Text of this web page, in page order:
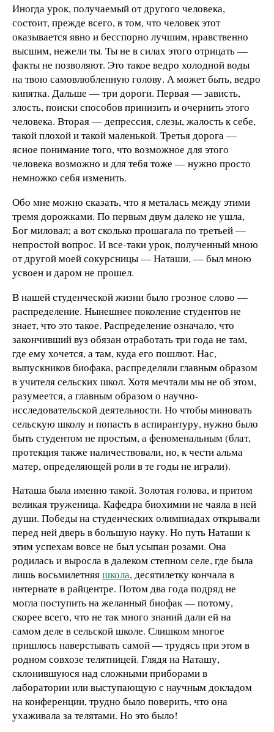
Иногда урок, получаемый от другого человека,
состоит, прежде всего, в том, что человек этот
оказывается явно и бесспорно лучшим, нравственно
высшим, нежели ты. Ты не в силах этого отрицать —
факты не позволяют. Это такое ведро холодной воды
на твою самовлюбленную голову. А может быть, ведро
кипятка. Дальше — три дороги. Первая — зависть,
злость, поиски способов принизить и очернить этого
человека. Вторая — депрессия, слезы, жалость к себе,
такой плохой и такой маленькой. Третья дорога —
ясное понимание того, что возможное для этого
человека возможно и для тебя тоже — нужно просто
немножко себя изменить.
Обо мне можно сказать, что я металась между этими
тремя дорожками. По первым двум далеко не ушла,
Бог миловал; а вот сколько прошагала по третьей —
непростой вопрос. И все-таки урок, полученный мною
от другой моей сокурсницы — Наташи, — был мною
усвоен и даром не прошел.
В нашей студенческой жизни было грозное слово —
распределение. Нынешнее поколение студентов не
знает, что это такое. Распределение означало, что
закончивший вуз обязан отработать три года не там,
где ему хочется, а там, куда его пошлют. Нас,
выпускников биофака, распределяли главным образом
в учителя сельских школ. Хотя мечтали мы не об этом,
разумеется, а главным образом о научно-
исследовательской деятельности. Но чтобы миновать
сельскую школу и попасть в аспирантуру, нужно было
быть студентом не простым, а феноменальным (блат,
протекция также наличествовали, но, к чести альма
матер, определяющей роли в те годы не играли).
Наташа была именно такой. Золотая голова, и притом
великая труженица. Кафедра биохимии не чаяла в ней
души. Победы на студенческих олимпиадах открывали
перед ней дверь в большую науку. Но путь Наташи к
этим успехам вовсе не был усыпан розами. Она
родилась и выросла в далеком степном селе, где была
лишь восьмилетняяшкола, десятилетку кончала в
интернате в райцентре. Потом два года подряд не
могла поступить на желанный биофак — потому,
скорее всего, что не так много знаний дали ей на
самом деле в сельской школе. Слишком многое
пришлось наверстывать самой — трудясь при этом в
родном совхозе телятницей. Глядя на Наташу,
склонившуюся над сложными приборами в
лаборатории или выступающую с научным докладом
на конференции, трудно было поверить, что она
ухаживала за телятами. Но это было!